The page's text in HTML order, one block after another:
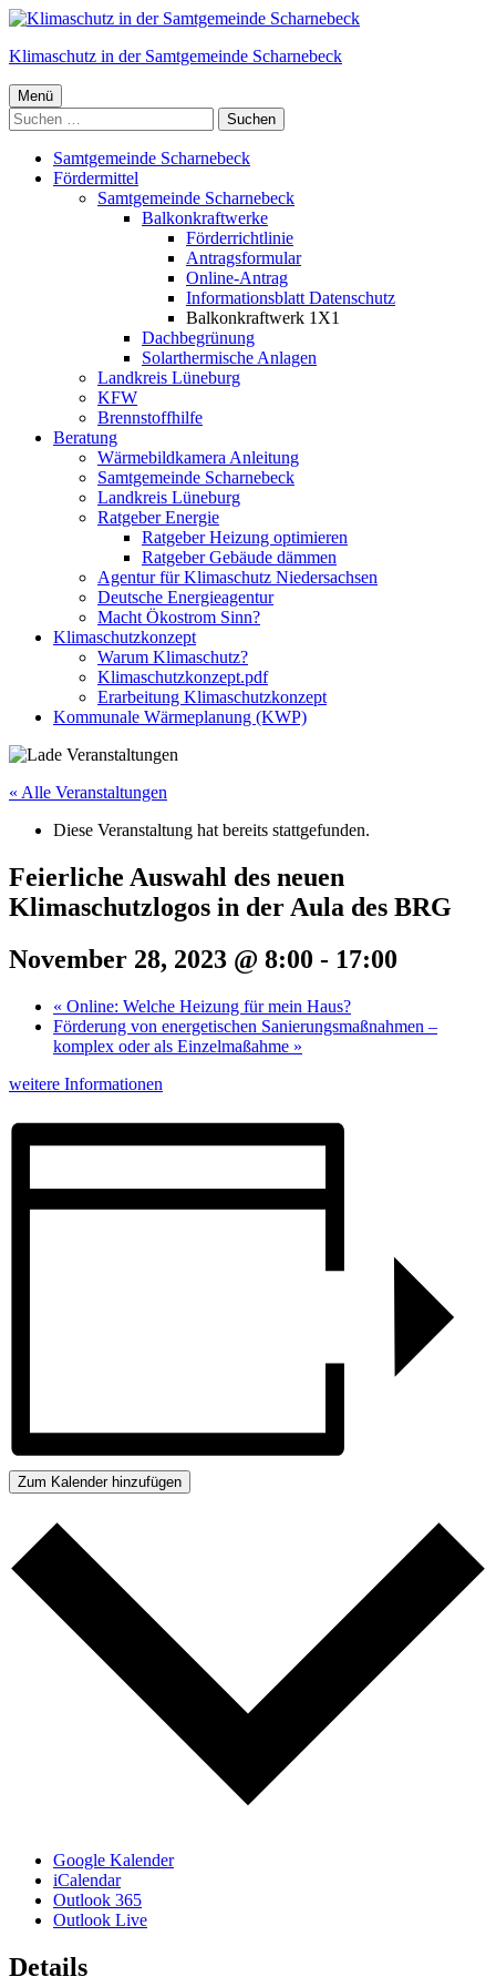
Springe
Inhalt
Klimaschutz in der Samtgemeinde Scharnebeck
Primäres
Menü
Menü
Suchen
nach:
Samtgemeinde Scharnebeck
Fördermittel
Samtgemeinde Scharnebeck
Balkonkraftwerke
Förderrichtlinie
Antragsformular
Online-Antrag
Informationsblatt Datenschutz
Balkonkraftwerk 1X1
Dachbegrünung
Solarthermische Anlagen
Landkreis Lüneburg
KFW
Brennstoffhilfe
Beratung
Wärmebildkamera Anleitung
Samtgemeinde Scharnebeck
Landkreis Lüneburg
Ratgeber Energie
Ratgeber Heizung optimieren
Ratgeber Gebäude dämmen
Agentur für Klimaschutz Niedersachsen
Deutsche Energieagentur
Macht Ökostrom Sinn?
Klimaschutzkonzept
Warum Klimaschutz?
Klimaschutzkonzept.pdf
Erarbeitung Klimaschutzkonzept
Kommunale Wärmeplanung (KWP)
« Alle Veranstaltungen
Diese Veranstaltung hat bereits stattgefunden.
Feierliche Auswahl des neuen
Klimaschutzlogos in der Aula des BRG
November 28, 2023 @ 8:00 - 17:00
« Online: Welche Heizung für mein Haus?
Förderung von energetischen Sanierungsmaßnahmen –
komplex oder als Einzelmaßahme »
weitere Informationen
Zum Kalender hinzufügen
Google Kalender
iCalendar
Outlook 365
Outlook Live
Details